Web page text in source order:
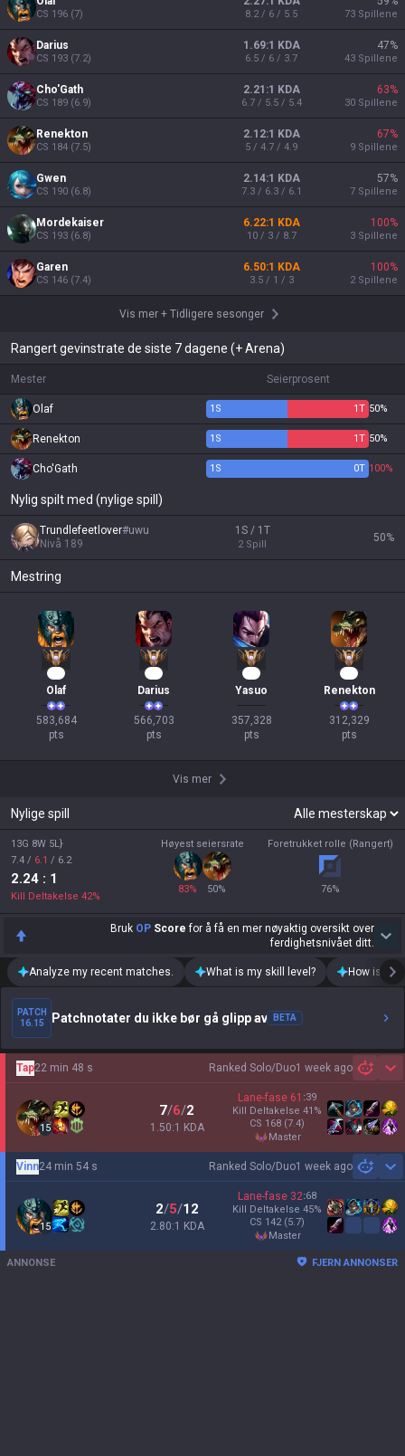
CS 196 (7) 8.2 / 6 / 5.5 73 Spillene
Darius
CS 193 (7.2)
1.69:1 KDA
6.5 / 6 / 3.7
47%
43 Spillene
Cho'Gath
CS 189 (6.9)
2.21:1 KDA
6.7 / 5.5 / 5.4
63%
30 Spillene
Renekton
CS 184 (7.5)
2.12:1 KDA
5 / 4.7 / 4.9
67%
9 Spillene
Gwen
CS 190 (6.8)
2.14:1 KDA
7.3 / 6.3 / 6.1
57%
7 Spillene
Mordekaiser
CS 193 (6.8)
6.22:1 KDA
10 / 3 / 8.7
100%
3 Spillene
Garen
CS 146 (7.4)
6.50:1 KDA
3.5 / 1 / 3
100%
2 Spillene
Vis mer + Tidligere sesonger
Rangert gevinstrate de siste 7 dagene (+ Arena)
Mester Seierprosent
Olaf 1 S 1T 50%
Renekton 1 S 1T 50%
Cho'Gath 1 S 0T 100%
Nylig spilt med (nylige spill)
Trundlefeetlover#uwu
Nivå 189
1S / 1T
2 Spill
50%
Mestring
Olaf
583,684
pts
Darius
566,703
pts
Yasuo
357,328
pts
Renekton
312,329
pts
Vis mer
Nylige spill
13G 8W 5L}
7.4 / 6.1 / 6.2
2.24 : 1
Kill Deltakelse 42%
Høyest seiersrate
83% 50%
Foretrukket rolle (Rangert)
76%
Bruk OP Score for å få en mer nøyaktig oversikt over
ferdighetsnivået ditt.
Analyze my recent matches. What is my skill level? How is my
PATCH
16.15
Patchnotater du ikke bør gå glipp av BETA
Ranked Solo/Duo1 week ago
Tap22 min 48 s
15
7/6/2
1.50:1 KDA
Lane-fase 61 :39
Kill Deltakelse 41 %
CS 168 (7.4)
master
Ranked Solo/Duo1 week ago
Vinn24 min 54 s
15
2/5/12
2.80:1 KDA
Lane-fase 32:68
Kill Deltakelse 45%
CS 142 (5.7)
master
ANNONSE FJERN ANNONSER